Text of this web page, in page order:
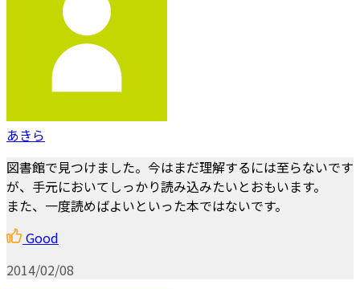
あきら
図書館で見つけました。今はまだ理解するには至らないです
が、手元においてしっかり読み込みたいとおもいます。
また、一度読めばよいといった本ではないです。
Good
2014/02/08